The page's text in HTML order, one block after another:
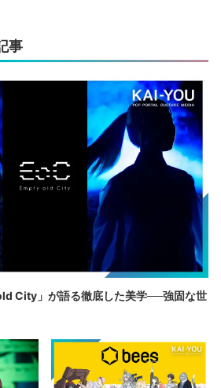
事
City」が語る徹底した美学──強固な世